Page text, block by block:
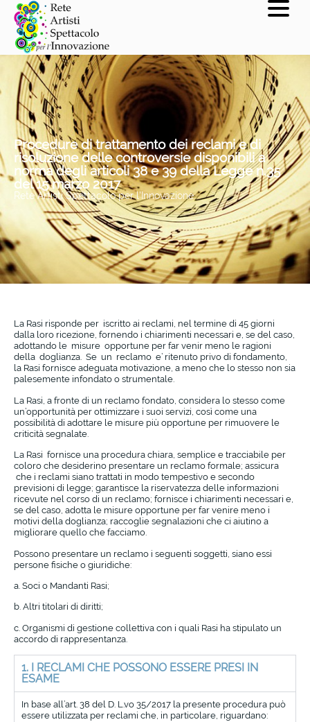
Procedure di trattamento dei reclami e di
risoluzione delle controversie disponibili a
norma degli articoli 38 e 39 della Legge n.35
del 15 marzo 2017
Rete Artisti Spettacolo per l'Innovazione
La Rasi risponde per iscritto ai reclami, nel termine di 45 giorni
dalla loro ricezione, fornendo i chiarimenti necessari e, se del caso,
adottando le misure opportune per far venir meno le ragioni
della doglianza. Se un reclamo e’ ritenuto privo di fondamento,
la Rasi fornisce adeguata motivazione, a meno che lo stesso non sia
palesemente infondato o strumentale.
La Rasi, a fronte di un reclamo fondato, considera lo stesso come
un’opportunità per ottimizzare i suoi servizi, così come una
possibilità di adottare le misure più opportune per rimuovere le
criticità segnalate.
La Rasi fornisce una procedura chiara, semplice e tracciabile per
coloro che desiderino presentare un reclamo formale; assicura
che i reclami siano trattati in modo tempestivo e secondo
previsioni di legge; garantisce la riservatezza delle informazioni
ricevute nel corso di un reclamo; fornisce i chiarimenti necessari e,
se del caso, adotta le misure opportune per far venire meno i
motivi della doglianza; raccoglie segnalazioni che ci aiutino a
migliorare quello che facciamo.
Possono presentare un reclamo i seguenti soggetti, siano essi
persone fisiche o giuridiche:
a. Soci o Mandanti Rasi;
b. Altri titolari di diritti;
c. Organismi di gestione collettiva con i quali Rasi ha stipulato un
accordo di rappresentanza.
1. I RECLAMI CHE POSSONO ESSERE PRESI IN
ESAME
In base all’art. 38 del D. L.vo 35/2017 la presente procedura può
essere utilizzata per reclami che, in particolare, riguardano: